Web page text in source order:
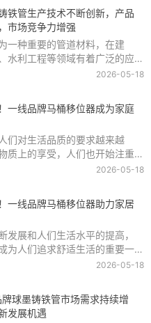
查看榜单
查看榜单
铁管生产技术不断创新，产品
市场竞争力增强
一种重要的管道材料，在建
水利工程等领域有着广泛的应
济的不断发展和技术的不断进
2026-05-18
一线品牌马桶移位器成为家庭
们对生活品质的要求越来越
质上的享受，人们也开始注重
舒适性。而在家庭生活中，卫
发展和人们对生活品质的追
家庭用品——一线品牌马桶移
庭的新宠，为家庭带来了更加
活体验。
2026-05-18
一线品牌马桶移位器助力家居
发展和人们生活水平的提高，
为人们追求舒适生活的重要一
中，卫浴间是一个不可忽视的
桶的位置和布局更是至关重
到卫生和舒适度，还直接影响
2026-05-18
球墨铸铁管市场需求持续增
发展机遇